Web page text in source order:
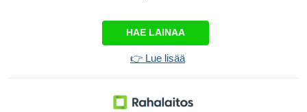
HAE LAINAA
👉 Lue lisää